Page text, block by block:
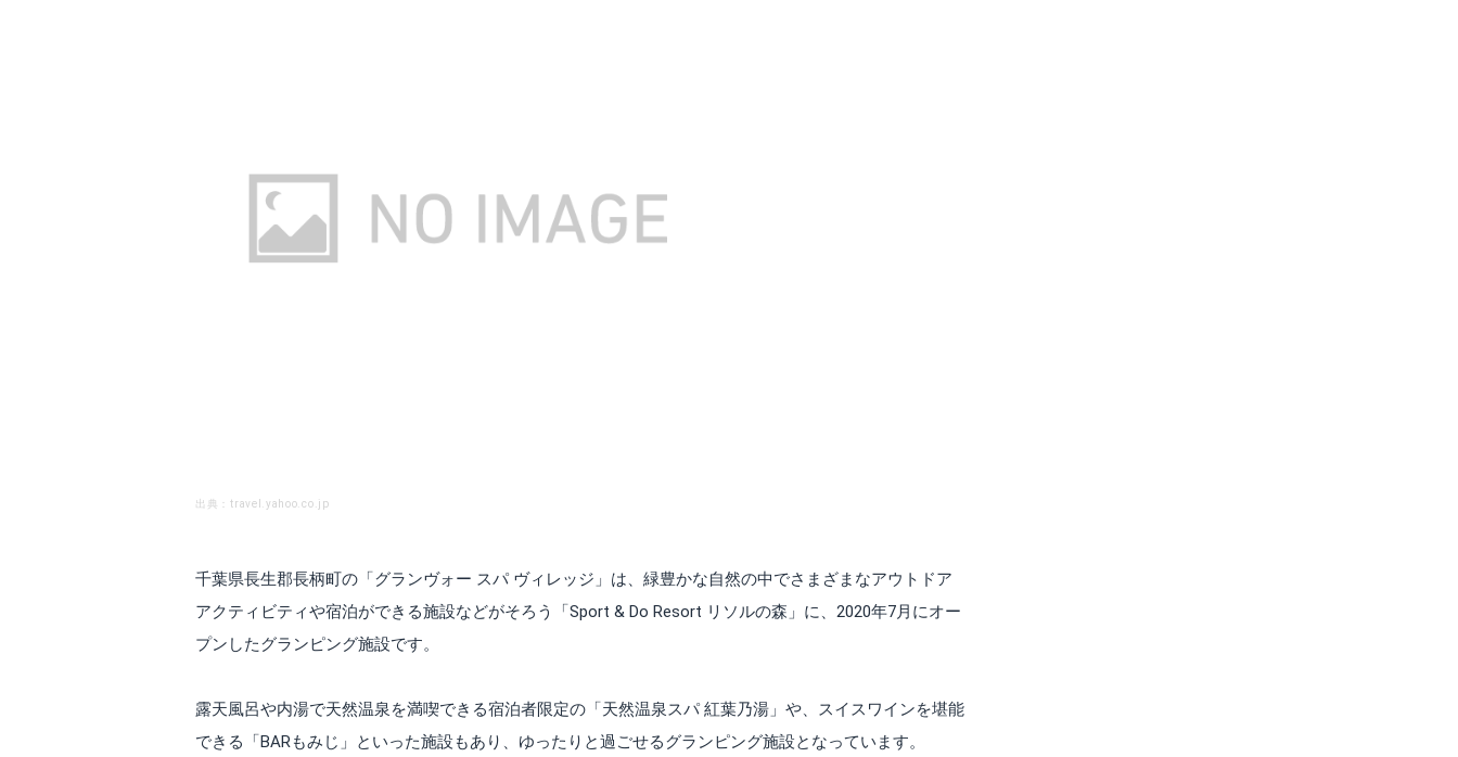
出典：travel.yahoo.co.jp
千葉県長生郡長柄町の「グランヴォー スパ ヴィレッジ」は、緑豊かな自然の中でさまざまなアウトドア
アクティビティや宿泊ができる施設などがそろう「Sport & Do Resort リソルの森」に、2020年7月にオー
プンしたグランピング施設です。
露天風呂や内湯で天然温泉を満喫できる宿泊者限定の「天然温泉スパ 紅葉乃湯」や、スイスワインを堪能
できる「BARもみじ」といった施設もあり、ゆったりと過ごせるグランピング施設となっています。